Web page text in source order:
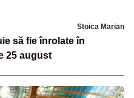
Stoica Marian
să fie înrolate în
25 august